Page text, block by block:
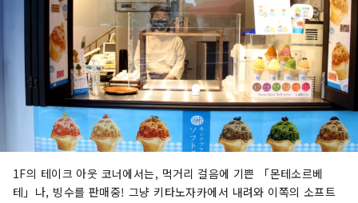
1F의 테이크 아웃 코너에서는, 먹거리 걸음에 기쁜 「몬테소르베
테」나, 빙수를 판매중! 그냥 키타노자카에서 내려와 이쪽의 소프트